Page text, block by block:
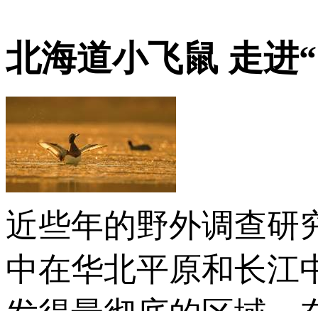
北海道小飞鼠 走进
近些年的野外调查研
中在华北平原和长江